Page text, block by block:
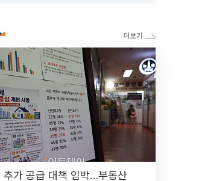
추가 공급 대책 임박…부동산